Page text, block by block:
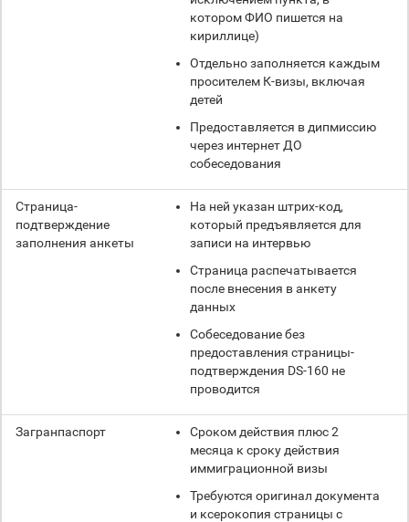
котором ФИО пишется на
кириллице)
Отдельно заполняется каждым
просителем К-визы, включая
детей
Предоставляется в дипмиссию
через интернет ДО
собеседования
Страница-
подтверждение
заполнения анкеты
На ней указан штрих-код,
который предъявляется для
записи на интервью
Страница распечатывается
после внесения в анкету
данных
Собеседование без
предоставления страницы-
подтверждения DS-160 не
проводится
Загранпаспорт
Сроком действия плюс 2
месяца к сроку действия
иммиграционной визы
Требуются оригинал документа
и ксерокопия страницы с